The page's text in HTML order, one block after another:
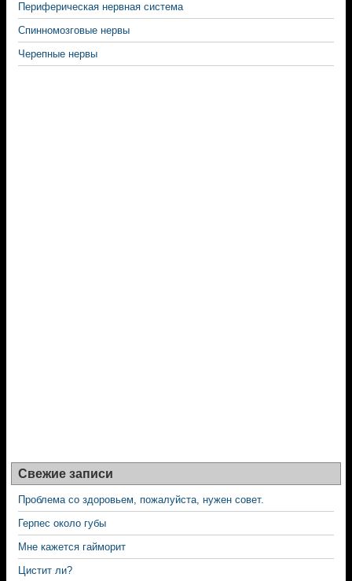
Периферическая нервная система
Спинномозговые нервы
Черепные нервы
Свежие записи
Проблема со здоровьем, пожалуйста, нужен совет.
Герпес около губы
Мне кажется гайморит
Цистит ли?